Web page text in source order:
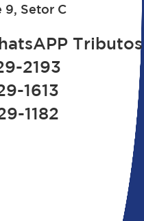
9, Setor C
Tributos
2193
1613
1182